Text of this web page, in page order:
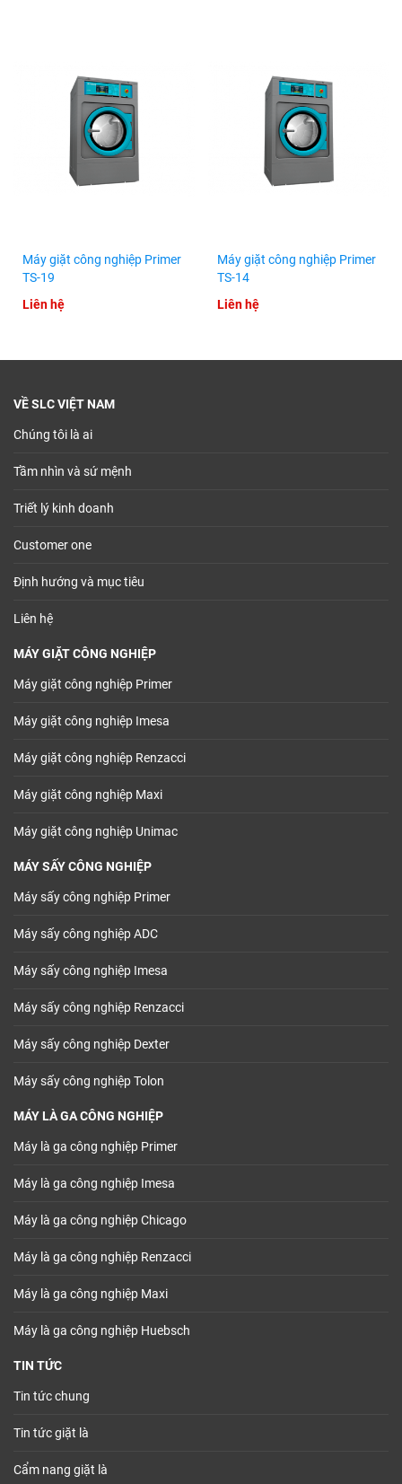
Máy giặt công nghiệp Primer
TS-19
Liên hệ
Máy giặt công nghiệp Primer
TS-14
Liên hệ
VỀ SLC VIỆT NAM
Chúng tôi là ai
Tầm nhìn và sứ mệnh
Triết lý kinh doanh
Customer one
Định hướng và mục tiêu
Liên hệ
MÁY GIẶT CÔNG NGHIỆP
Máy giặt công nghiệp Primer
Máy giặt công nghiệp Imesa
Máy giặt công nghiệp Renzacci
Máy giặt công nghiệp Maxi
Máy giặt công nghiệp Unimac
MÁY SẤY CÔNG NGHIỆP
Máy sấy công nghiệp Primer
Máy sấy công nghiệp ADC
Máy sấy công nghiệp Imesa
Máy sấy công nghiệp Renzacci
Máy sấy công nghiệp Dexter
Máy sấy công nghiệp Tolon
MÁY LÀ GA CÔNG NGHIỆP
Máy là ga công nghiệp Primer
Máy là ga công nghiệp Imesa
Máy là ga công nghiệp Chicago
Máy là ga công nghiệp Renzacci
Máy là ga công nghiệp Maxi
Máy là ga công nghiệp Huebsch
TIN TỨC
Tin tức chung
Tin tức giặt là
Cẩm nang giặt là